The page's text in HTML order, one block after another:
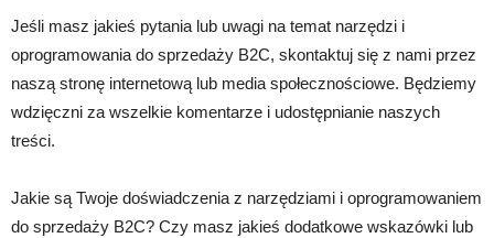
Jeśli masz jakieś pytania lub uwagi na temat narzędzi i
oprogramowania do sprzedaży B2C, skontaktuj się z nami przez
naszą stronę internetową lub media społecznościowe. Będziemy
wdzięczni za wszelkie komentarze i udostępnianie naszych
treści.
Jakie są Twoje doświadczenia z narzędziami i oprogramowaniem
do sprzedaży B2C? Czy masz jakieś dodatkowe wskazówki lub